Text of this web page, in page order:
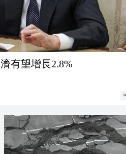
有望增長2.8%